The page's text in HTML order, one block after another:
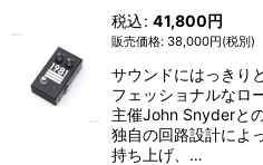
38,000円(税別)
税込: 41,800円
サウンドにはっきり
フェッショナルなロ
主催John Snyderと
独自の回路設計によ
持ち上げ、…